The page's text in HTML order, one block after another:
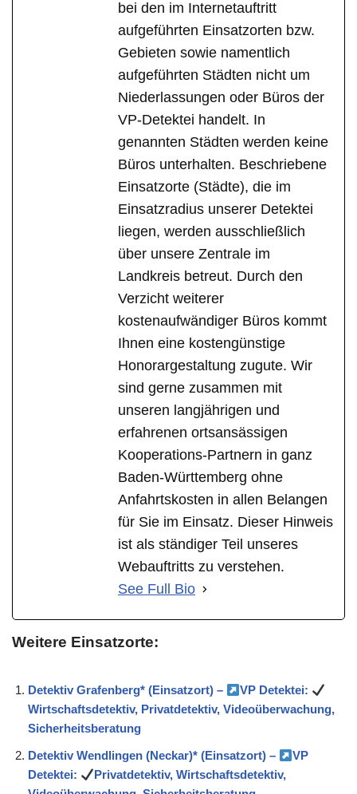
bei den im Internetauftritt
aufgeführten Einsatzorten bzw.
Gebieten sowie namentlich
aufgeführten Städten nicht um
Niederlassungen oder Büros der
VP-Detektei handelt. In
genannten Städten werden keine
Büros unterhalten. Beschriebene
Einsatzorte (Städte), die im
Einsatzradius unserer Detektei
liegen, werden ausschließlich
über unsere Zentrale im
Landkreis betreut. Durch den
Verzicht weiterer
kostenaufwändiger Büros kommt
Ihnen eine kostengünstige
Honorargestaltung zugute. Wir
sind gerne zusammen mit
unseren langjährigen und
erfahrenen ortsansässigen
Kooperations-Partnern in ganz
Baden-Württemberg ohne
Anfahrtskosten in allen Belangen
für Sie im Einsatz. Dieser Hinweis
ist als ständiger Teil unseres
Webauftritts zu verstehen.
See Full Bio
Weitere Einsatzorte:
Detektiv Grafenberg* (Einsatzort) –
VP Detektei:
Wirtschaftsdetektiv, Privatdetektiv, Videoüberwachung,
Sicherheitsberatung
Detektiv Wendlingen (Neckar)* (Einsatzort) –
VP
Detektei:
Privatdetektiv, Wirtschaftsdetektiv,